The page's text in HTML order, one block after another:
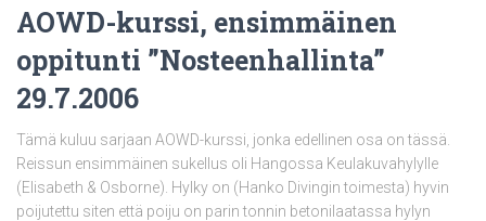
AOWD-kurssi, ensimmäinen
oppitunti ”Nosteenhallinta”
29.7.2006
Tämä kuluu sarjaan AOWD-kurssi, jonka edellinen osa on tässä.
Reissun ensimmäinen sukellus oli Hangossa Keulakuvahylylle
(Elisabeth & Osborne). Hylky on (Hanko Divingin toimesta) hyvin
poijutettu siten että poiju on parin tonnin betonilaatassa hylyn